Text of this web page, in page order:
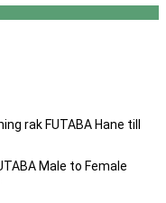
rak FUTABA Hane till